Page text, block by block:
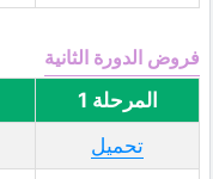
فروض الدورة الثانية
المرحلة 1
تحميل